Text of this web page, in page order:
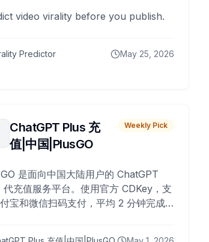
video virality before you publish.
Predictor May 25, 2026
ChatGPT Plus 充
值|中国|PlusGO
Weekly Pick
是面向中国大陆用户的 ChatGPT
代充值服务平台。使用官方 CDKey，支
宝和微信扫码支付，平均 2 分钟完成